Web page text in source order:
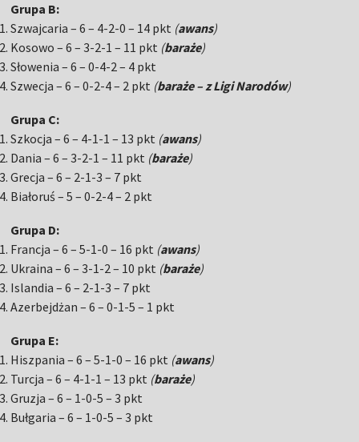
Grupa B:
Szwajcaria – 6 – 4-2-0 – 14 pkt (awans)
Kosowo – 6 – 3-2-1 – 11 pkt (baraże)
Słowenia – 6 – 0-4-2 – 4 pkt
Szwecja – 6 – 0-2-4 – 2 pkt (baraże – z Ligi Narodów)
Grupa C:
Szkocja – 6 – 4-1-1 – 13 pkt (awans)
Dania – 6 – 3-2-1 – 11 pkt (baraże)
Grecja – 6 – 2-1-3 – 7 pkt
Białoruś – 5 – 0-2-4 – 2 pkt
Grupa D:
Francja – 6 – 5-1-0 – 16 pkt (awans)
Ukraina – 6 – 3-1-2 – 10 pkt (baraże)
Islandia – 6 – 2-1-3 – 7 pkt
Azerbejdżan – 6 – 0-1-5 – 1 pkt
Grupa E:
Hiszpania – 6 – 5-1-0 – 16 pkt (awans)
Turcja – 6 – 4-1-1 – 13 pkt (baraże)
Gruzja – 6 – 1-0-5 – 3 pkt
Bułgaria – 6 – 1-0-5 – 3 pkt